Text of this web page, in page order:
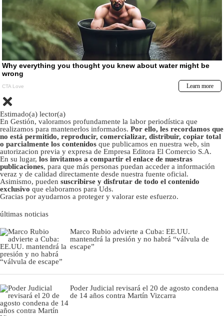
Estimado(a) lector(a)
En Gestión, valoramos profundamente la labor periodística que
realizamos para mantenerlos informados. Por ello, les recordamos que
no está permitido, reproducir, comercializar, distribuir, copiar total
o parcialmente los contenidos que publicamos en nuestra web, sin
autorizacion previa y expresa de Empresa Editora El Comercio S.A.
En su lugar, los invitamos a compartir el enlace de nuestras
publicaciones, para que más personas puedan acceder a información
veraz y de calidad directamente desde nuestra fuente oficial.
Asimismo, pueden suscribirse y disfrutar de todo el contenido
exclusivo que elaboramos para Uds.
Gracias por ayudarnos a proteger y valorar este esfuerzo.
últimas noticias
Marco Rubio advierte a Cuba: EE.UU.
mantendrá la presión y no habrá “válvula de
escape”
Poder Judicial revisará el 20 de agosto condena
de 14 años contra Martín Vizcarra